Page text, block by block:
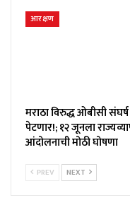
आरक्षण
मराठा विरुद्ध ओबीसी संघर्ष
पेटणार!; १२ जूनला
आंदोलनाची मोठी घोषणा
PREV NEXT